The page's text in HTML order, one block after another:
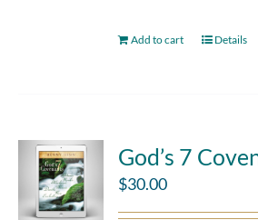
Add to cart Details
God’s 7
$30.00